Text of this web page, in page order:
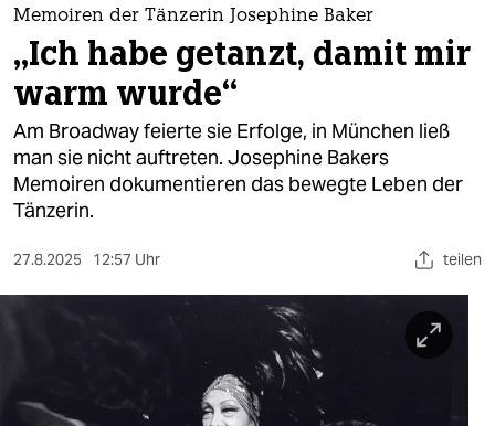
themen
politik
öko
gesellschaft
kultur
sport
wahrheit
Memoiren der Tänzerin Josephine Baker
„Ich habe getanzt, damit mir
warm wurde“
Am Broadway feierte sie Erfolge, in München ließ
man sie nicht auftreten. Josephine Bakers
Memoiren dokumentieren das bewegte Leben der
Tänzerin.
27.8.2025 12:57 Uhr teilen